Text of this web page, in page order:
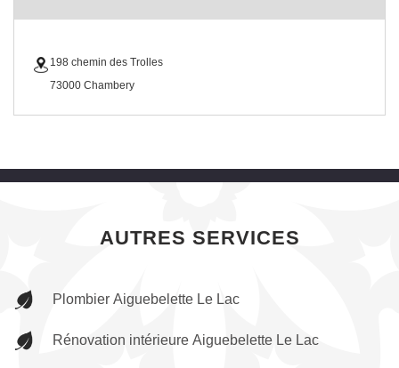
198 chemin des Trolles
73000 Chambery
AUTRES SERVICES
Plombier Aiguebelette Le Lac
Rénovation intérieure Aiguebelette Le Lac